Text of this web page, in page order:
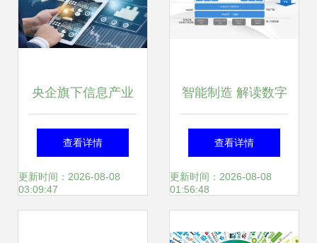
央企旗下信息产业
公司33.53%股权转
让，信息系统集成
查看详情
更新时间：2026-08-08
03:09:47
智能制造 解读数字
化转型智慧工厂建
设解决方案
查看详情
更新时间：2026-08-08
01:56:48